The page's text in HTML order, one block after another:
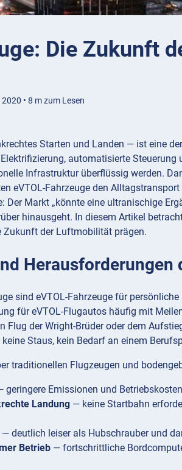
Die Zukunft
• 8 m zum Lesen
Starten und Landen — ist eine
automatisierte
Infrastruktur überflüssig werden.
eVTOL-Fahrzeuge den
Der Markt „könnte eine ultranischige
hinausgeht. In diesem Artikel
Zukunft der Luftmobilität prägen.
Herausforderungen
sind eVTOL-Fahrzeuge für
für eVTOL-Flugautos häufig mit
der Wright-Brüder oder dem
Staus, kein Bedarf an einem
traditionellen Flugzeugen und
geringere Emissionen und
Landung — keine Startbahn
— deutlich leiser als Hubschrauber und
Betrieb — fortschrittliche